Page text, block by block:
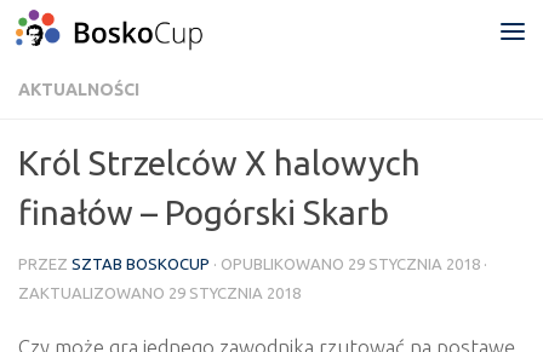
Przejdź do treści
AKTUALNOŚCI
Król Strzelców X halowych
finałów – Pogórski Skarb
PRZEZ SZTAB BOSKOCUP · OPUBLIKOWANO 29 STYCZNIA 2018 ·
ZAKTUALIZOWANO 29 STYCZNIA 2018
Czy może gra jednego zawodnika rzutować na postawę